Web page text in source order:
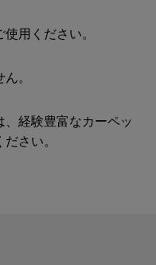
用ください。
。
経験豊富なカーペッ
さい。